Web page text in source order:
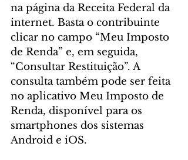
na página da Receita Federal da
internet. Basta o contribuinte
clicar no campo “Meu Imposto
de Renda” e, em seguida,
“Consultar Restituição”. A
consulta também pode ser feita
no aplicativo Meu Imposto de
Renda, disponível para os
smartphones dos sistemas
Android e iOS.